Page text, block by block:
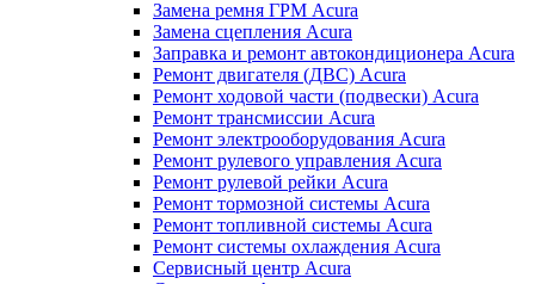
Замена ремня ГРМ Acura
Замена сцепления Acura
Заправка и ремонт автокондиционера Acura
Ремонт двигателя (ДВС) Acura
Ремонт ходовой части (подвески) Acura
Ремонт трансмиссии Acura
Ремонт электрооборудования Acura
Ремонт рулевого управления Acura
Ремонт рулевой рейки Acura
Ремонт тормозной системы Acura
Ремонт топливной системы Acura
Ремонт системы охлаждения Acura
Сервисный центр Acura